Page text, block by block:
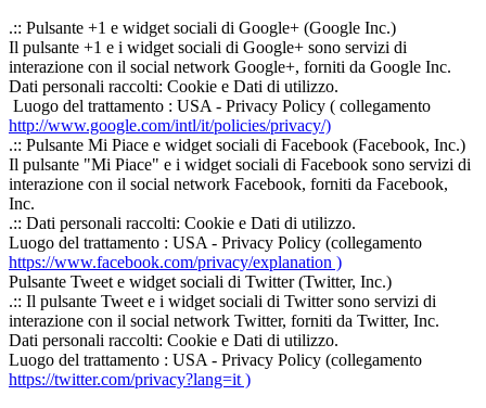
.:: Pulsante +1 e widget sociali di Google+ (Google Inc.)
Il pulsante +1 e i widget sociali di Google+ sono servizi di
interazione con il social network Google+, forniti da Google Inc.
Dati personali raccolti: Cookie e Dati di utilizzo.
Luogo del trattamento : USA - Privacy Policy ( collegamento
http://www.google.com/intl/it/policies/privacy/)
.:: Pulsante Mi Piace e widget sociali di Facebook (Facebook, Inc.)
Il pulsante "Mi Piace" e i widget sociali di Facebook sono servizi di
interazione con il social network Facebook, forniti da Facebook,
Inc.
.:: Dati personali raccolti: Cookie e Dati di utilizzo.
Luogo del trattamento : USA - Privacy Policy (collegamento
https://www.facebook.com/privacy/explanation )
Pulsante Tweet e widget sociali di Twitter (Twitter, Inc.)
.:: Il pulsante Tweet e i widget sociali di Twitter sono servizi di
interazione con il social network Twitter, forniti da Twitter, Inc.
Dati personali raccolti: Cookie e Dati di utilizzo.
Luogo del trattamento : USA - Privacy Policy (collegamento
https://twitter.com/privacy?lang=it )